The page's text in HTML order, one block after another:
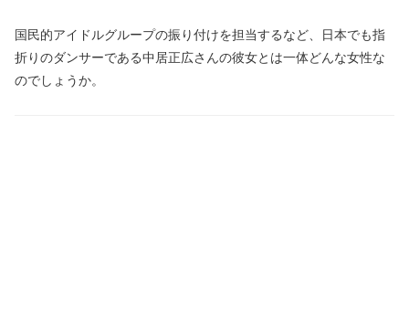
国民的アイドルグループの振り付けを担当するなど、日本でも指
折りのダンサーである中居正広さんの彼女とは一体どんな女性な
のでしょうか。